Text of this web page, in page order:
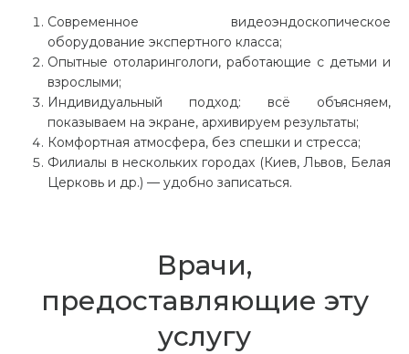
Современное видеоэндоскопическое
оборудование экспертного класса;
Опытные отоларингологи, работающие с детьми и
взрослыми;
Индивидуальный подход: всё объясняем,
показываем на экране, архивируем результаты;
Комфортная атмосфера, без спешки и стресса;
Филиалы в нескольких городах (Киев, Львов, Белая
Церковь и др.) — удобно записаться.
Врачи,
предоставляющие эту
услугу